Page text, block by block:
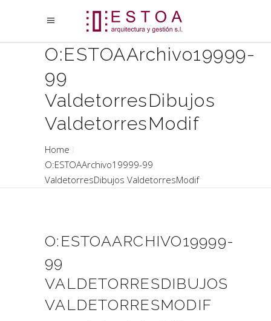
O:ESTOAArchivo19999-
99
ValdetorresDibujos
ValdetorresModif
Home
O:ESTOAArchivo19999-99
ValdetorresDibujos ValdetorresModif
O:ESTOAARCHIVO19999-
99
VALDETORRESDIBUJOS
VALDETORRESMODIF